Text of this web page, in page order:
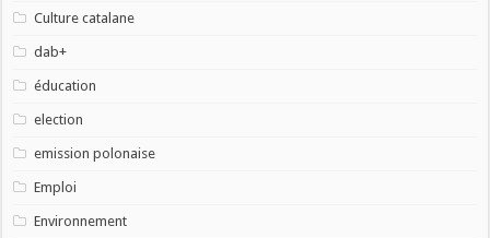
Culture catalane
dab+
éducation
election
emission polonaise
Emploi
Environnement